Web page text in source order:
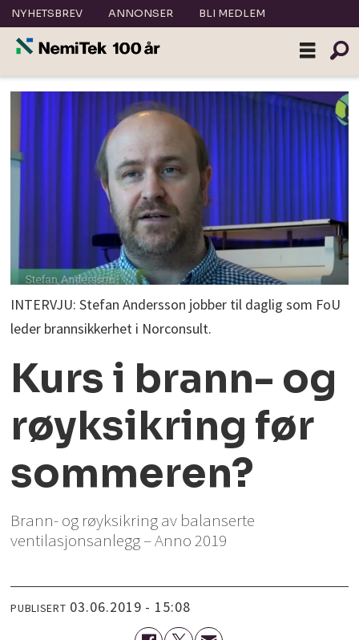
NYHETSBREV ANNONSER BLI MEDLEM
INTERVJU: Stefan Andersson jobber til daglig som FoU
leder brannsikkerhet i Norconsult.
Kurs i brann- og
røyksikring før
sommeren?
Brann- og røyksikring av balanserte
ventilasjonsanlegg – Anno 2019
PUBLISERT 03.06.2019 - 15:08